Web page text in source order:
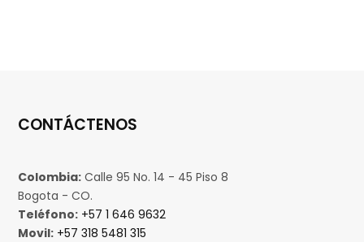
CONTÁCTENOS
Colombia: Calle 95 No. 14 - 45 Piso 8
Bogota - CO.
Teléfono: +57 1 646 9632
Movil: +57 318 5481 315